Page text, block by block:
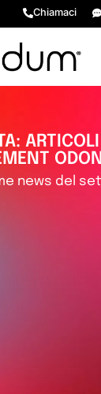
Chiamaci
news del